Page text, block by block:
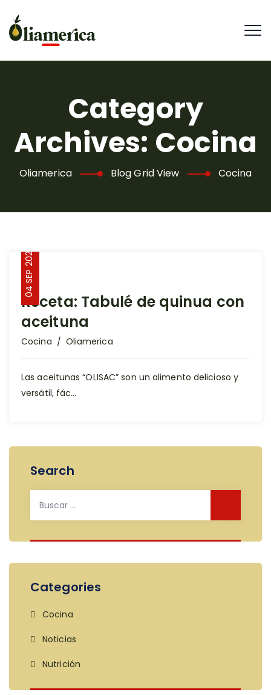
Category
Archives: Cocina
Oliamerica Blog Grid View Cocina
04 SEP 2023
Receta: Tabulé de quinua con
aceituna
Cocina Author
Oliamerica
Las aceitunas “OLISAC” son un alimento delicioso y
versátil, fác...
Search
Categories
Cocina
Noticias
Nutrición